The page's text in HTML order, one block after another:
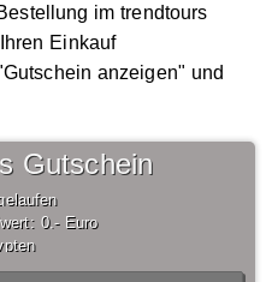
im trendtours
Einkauf
anzeigen" und
Gutschein
0,- Euro